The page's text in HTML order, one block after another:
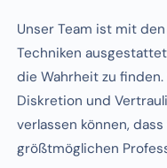
Unser Team ist mit
Techniken
die Wahrheit zu
Diskretion und
verlassen können,
größtmöglichen